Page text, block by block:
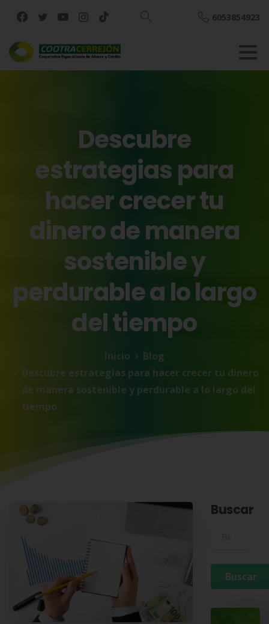
Buscar
6053854923
Descubre
estrategiaspara
hacercrecertu
dinerodemanera
sostenibley
perdurablealolargo
deltiempo
Inicio
Blog
Descubre estrategias para hacer crecer tu dinero
de manera sostenible y perdurable a lo largo del
tiempo
Buscar